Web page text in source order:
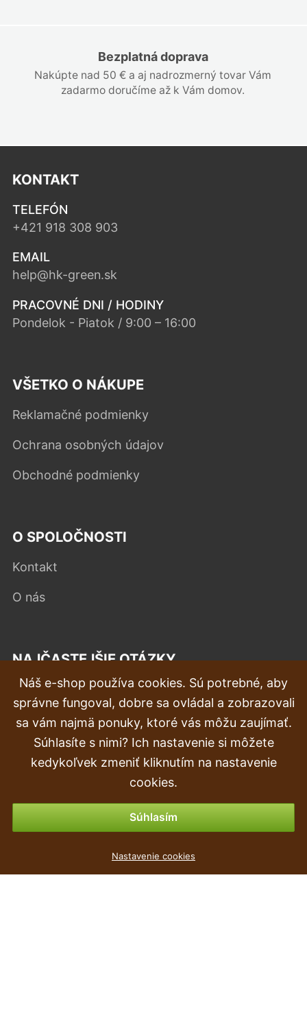
Bezplatná doprava
Nakúpte nad 50 € a aj nadrozmerný tovar Vám
zadarmo doručíme až k Vám domov.
KONTAKT
TELEFÓN
+421 918 308 903
EMAIL
help@hk-green.sk
PRACOVNÉ DNI / HODINY
Pondelok - Piatok / 9:00 – 16:00
VŠETKO O NÁKUPE
Reklamačné podmienky
Ochrana osobných údajov
Obchodné podmienky
O SPOLOČNOSTI
Kontakt
O nás
NAJČASTEJŠIE OTÁZKY
Reklamácia
Doprava a doručenie
Objednávka
Vrátenie tovaru & vrátenie peňazí
Náš e-shop používa cookies. Sú potrebné, aby
správne fungoval, dobre sa ovládal a zobrazovali
sa vám najmä ponuky, ktoré vás môžu zaujímať.
Súhlasíte s nimi? Ich nastavenie si môžete
kedykoľvek zmeniť kliknutím na nastavenie
cookies.
Súhlasím
Nastavenie cookies